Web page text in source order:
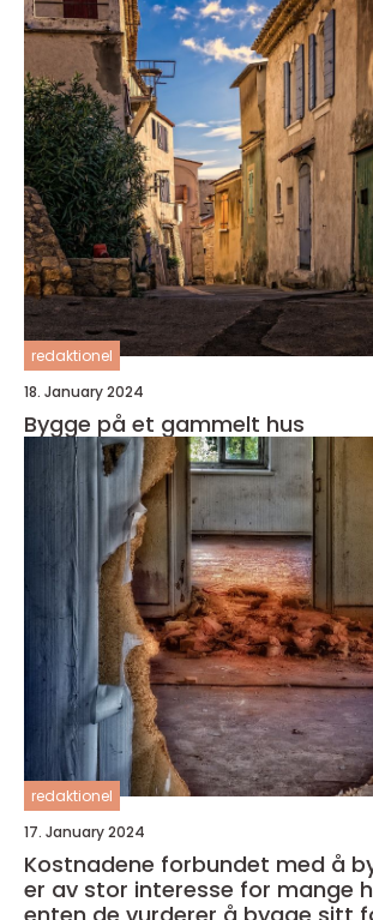
redaktionel
18. January 2024
Bygge på et gammelt hus
redaktionel
17. January 2024
Kostnadene forbundet med å
er av stor interesse for mange